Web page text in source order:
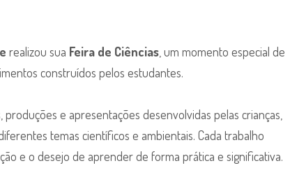
realizou sua Feira de Ciências , um momento especial de
construídos pelos estudantes.
e apresentações desenvolvidas pelas crianças,
temas científicos e ambientais. Cada trabalho
e o desejo de aprender de forma prática e significativa.